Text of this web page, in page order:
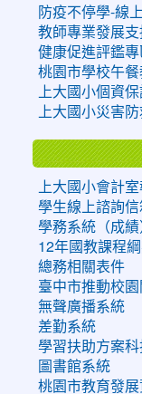
防疫不停學-線
教師專業發展
健康促進評鑑專
桃園市學校午
上大國小個資
上大國小災害
上大國小會計
學生線上諮詢
學務系統（成績
12年國教課程
總務相關表件
臺中市推動校
無聲廣播系統
差勤系統
學習扶助方案
圖書館系統
桃園市教育發